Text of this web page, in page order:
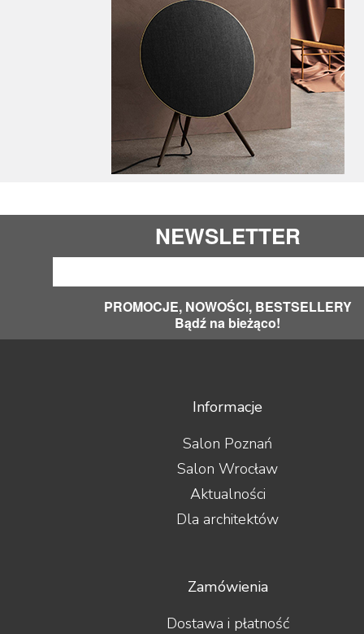
NEWSLETTER
PROMOCJE, NOWOŚCI, BESTSELLERY
Bądź na bieżąco!
Informacje
Salon Poznań
Salon Wrocław
Aktualności
Dla architektów
Zamówienia
Dostawa i płatność